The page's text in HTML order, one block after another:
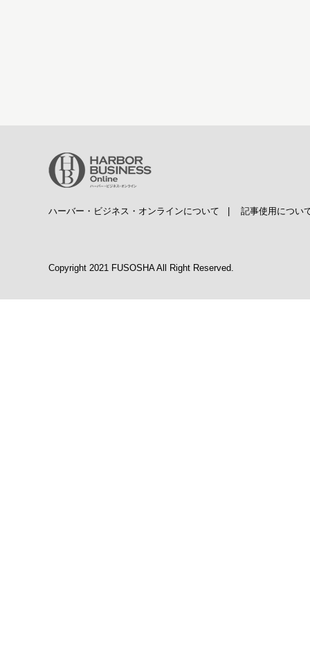
ハーバー・ビジネス・オンラインについて 記事使用につい
Copyright 2021 FUSOSHA All Right Reserved.